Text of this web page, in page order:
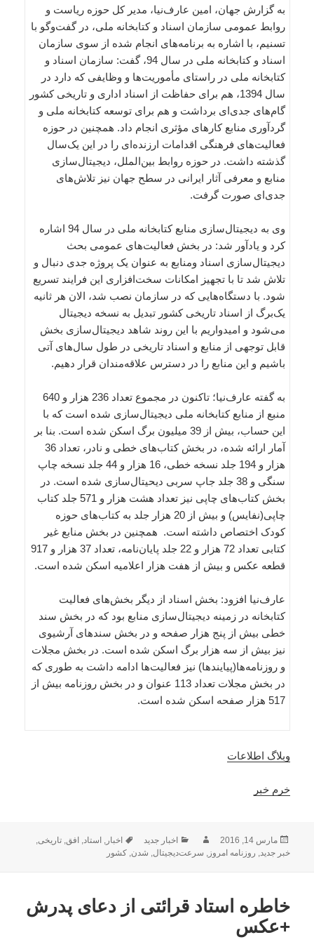
به گزارش جهان، امین عارف‌نیا، مدیر کل حوزه ریاست و
روابط عمومی سازمان اسناد و کتابخانه ملی، در گفت‌وگو با
تسنیم، با اشاره به برنامه‌های انجام شده از سوی سازمان
اسناد و کتابخانه ملی در سال 94، گفت: سازمان اسناد و
کتابخانه ملی در راستای مأموریت‌ها و وظایفی که دارد در
سال 1394، هم برای حفاظت از اسناد اداری و تاریخی کشور
گام‌های جدی‌ای برداشت و هم برای توسعه کتابخانه ملی و
گردآوری منابع کارهای مؤثری انجام داد. همچنین در حوزه
فعالیت‌های فرهنگی اقدامات ارزنده‌ای را در این یک‌سال
گذشته داشت. در حوزه روابط بین‌الملل، دیجیتال‌سازی
منابع و معرفی آثار ایرانی در سطح جهان نیز تلاش‌های
جدی‌ای صورت گرفت.
وی به دیجیتال‌سازی منابع کتابخانه ملی در سال 94 اشاره
کرد و یادآور شد: در بخش فعالیت‌های عمومی بحث
دیجیتال‌سازی اسناد ومنابع به عنوان یک پروژه جدی دنبال و
تلاش شد تا با تجهیز امکانات سخت‌افزاری این فرایند تسریع
شود. با دستگاه‌هایی که در سازمان نصب شد، الان هر ثانیه
یک‌برگ از اسناد تاریخی کشور تبدیل به نسخه دیجیتال
می‌شود و امیدواریم با این روند شاهد دیجیتال‌سازی بخش
قابل توجهی از منابع و اسناد تاریخی در طول سال‌های آتی
باشیم و این‌ منابع را در دسترس علاقه‌مندان قرار دهیم.
به گفته عارف‌نیا؛ تاکنون در مجموع تعداد 236 هزار و 640
منبع از منابع کتابخانه ملی دیجیتال‌سازی شده است که با
این حساب، بیش از 39 میلیون برگ اسکن شده است. بنا بر
آمار ارائه شده، در بخش کتاب‌های خطی و نادر، تعداد 36
هزار و 194 جلد نسخه خطی، 16 هزار و 44 جلد نسخه چاپ
سنگی و 38 جلد جاپ سربی دیحیتال‌سازی شده است. در
بخش کتاب‌های چاپی نیز تعداد هشت هزار و 571 جلد کتاب
چاپی(نفایس) و بیش از 20 هزار جلد به کتاب‌های حوزه
کودک اختصاص داشته است. همچنین در بخش منابع غیر
کتابی تعداد 72 هزار و 22 جلد پایان‌نامه، تعداد 37 هزار و 917
قطعه عکس و بیش از هفت هزار اعلامیه اسکن شده است.
عارف‌نیا افزود: بخش اسناد از دیگر بخش‌های فعالیت
کتابخانه در زمینه دیجیتال‌سازی منابع بود که در بخش سند
خطی بیش از پنج هزار صفحه و در بخش سندهای آرشیوی
نیز بیش از سه هزار برگ اسکن شده است. در بخش مجلات
و روزنامه‌ها(پیایندها) نیز فعالیت‌ها ادامه داشت به طوری که
در بخش مجلات تعداد 113 عنوان و در بخش روزنامه بیش از
517 هزار صفحه اسکن شده است.
وبلاگ اطلاعات
خرم خبر
ارسال
شده
مارس 14, 2016 نویسندهدسته‌ها
اخبار جدید برچسب‌ها
اخبار, استاد, افق,تاریخی,
خبر جدید, روزنامه امروز, سرعت‌دیجیتال, شدن,کشور
خاطره استاد قرائتی از دعای پدرش
+عکس